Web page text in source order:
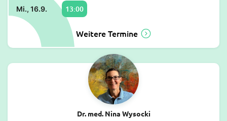
Mi., 16.9. 13:00
Weitere Termine
Dr. med. Nina Wysocki